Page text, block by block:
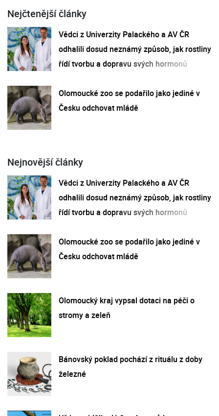
Nejčtenější články
Vědci z Univerzity Palackého a AV ČR
odhalili dosud neznámý způsob, jak rostliny
řídí tvorbu a dopravu svých hormonů
Olomoucké zoo se podařilo jako jediné v
Česku odchovat mládě
Nejnovější články
Vědci z Univerzity Palackého a AV ČR
odhalili dosud neznámý způsob, jak rostliny
řídí tvorbu a dopravu svých hormonů
Olomoucké zoo se podařilo jako jediné v
Česku odchovat mládě
Olomoucký kraj vypsal dotaci na péči o
stromy a zeleň
Bánovský poklad pochází z rituálu z doby
železné